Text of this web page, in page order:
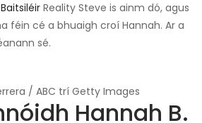
Reality Steve is ainm dó, agus
féin cé a bhuaigh croí Hannah. Ar a
sé.
/ ABC trí Getty Images
Hannah B.